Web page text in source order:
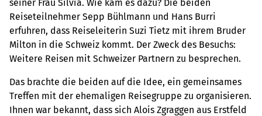
seiner Frau Silvia. Wie kam es dazu? Die beiden
Reiseteilnehmer Sepp Bühlmann und Hans Burri
erfuhren, dass Reiseleiterin Suzi Tietz mit ihrem Bruder
Milton in die Schweiz kommt. Der Zweck des Besuchs:
Weitere Reisen mit Schweizer Partnern zu besprechen.
Das brachte die beiden auf die Idee, ein gemeinsames
Treffen mit der ehemaligen Reisegruppe zu organisieren.
Ihnen war bekannt, dass sich Alois Zgraggen aus Erstfeld